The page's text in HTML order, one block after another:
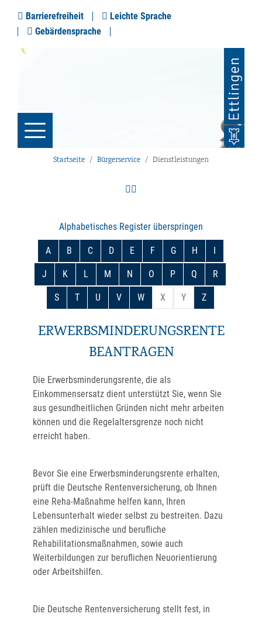
Barrierefreiheit
Leichte Sprache
Gebärdensprache
Startseite Bürgerservice Dienstleistungen
Alphabetisches Register überspringen
A B C D E F G H I
J K L M N O P Q R
S T U V W X Y Z
ERWERBSMINDERUNGSRENTE
BEANTRAGEN
Die Erwerbsminderungsrente, die als
Einkommensersatz dient unterstützt Sie, wenn Sie
aus gesundheitlichen Gründen nicht mehr arbeiten
können und die Regelaltersgrenze noch nicht
erreicht haben.
Bevor Sie eine Erwerbsminderungsrente erhalten,
prüft die Deutsche Rentenversicherung, ob Ihnen
eine Reha-Maßnahme helfen kann, Ihren
Lebensunterhalt wieder selbst zu bestreiten. Dazu
zählen medizinische und berufliche
Rehabilitationsmaßnahmen, sowie auch
Weiterbildungen zur beruflichen Neuorientierung
oder Arbeitshilfen.
Die Deutsche Rentenversicherung stellt fest, in